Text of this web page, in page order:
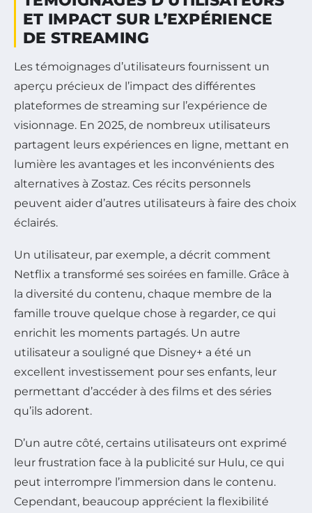
ET IMPACT SUR L’EXPÉRIENCE
DE STREAMING
Les témoignages d’utilisateurs fournissent un
aperçu précieux de l’impact des différentes
plateformes de streaming sur l’expérience de
visionnage. En 2025, de nombreux utilisateurs
partagent leurs expériences en ligne, mettant en
lumière les avantages et les inconvénients des
alternatives à Zostaz. Ces récits personnels
peuvent aider d’autres utilisateurs à faire des choix
éclairés.
Un utilisateur, par exemple, a décrit comment
Netflix a transformé ses soirées en famille. Grâce à
la diversité du contenu, chaque membre de la
famille trouve quelque chose à regarder, ce qui
enrichit les moments partagés. Un autre
utilisateur a souligné que Disney+ a été un
excellent investissement pour ses enfants, leur
permettant d’accéder à des films et des séries
qu’ils adorent.
D’un autre côté, certains utilisateurs ont exprimé
leur frustration face à la publicité sur Hulu, ce qui
peut interrompre l’immersion dans le contenu.
Cependant, beaucoup apprécient la flexibilité